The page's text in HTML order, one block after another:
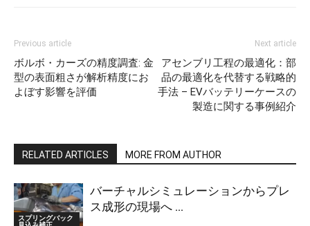
Previous article
ボルボ・カーズの精度調査: 金
型の表面粗さが解析精度にお
よぼす影響を評価
Next article
アセンブリ工程の最適化：部
品の最適化を代替する戦略的
手法 – EVバッテリーケースの
製造に関する事例紹介
RELATED ARTICLES MORE FROM AUTHOR
スプリングバック
バーチャルシミュレーションからプレ
ス成形の現場へ ...